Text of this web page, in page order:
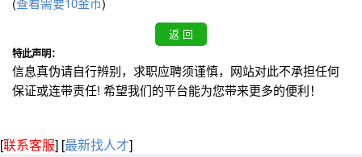
特此声明：
信息真伪请自行辨别，求职应聘须谨慎，网站对此不承担任何
保证或连带责任! 希望我们的平台能为您带来更多的便利！
[联系客服] [最新找人才]